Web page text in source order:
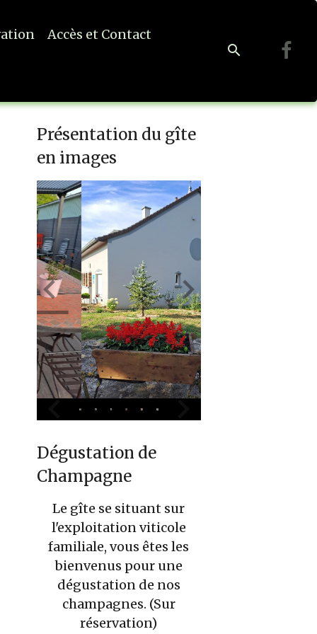
Accès et Contact
Présentation du gîte
en images
Dégustation de
Champagne
Le gîte se situant sur
l'exploitation viticole
familiale, vous êtes les
bienvenus pour une
dégustation de nos
champagnes. (Sur
réservation)